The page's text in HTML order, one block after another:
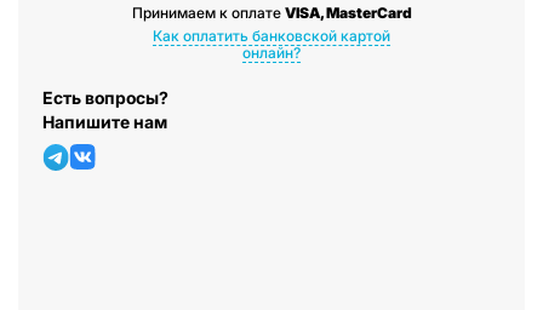
Принимаем к оплате VISA, MasterCard
Как оплатить банковской картой
онлайн?
Есть вопросы?
Напишите нам